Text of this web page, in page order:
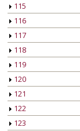
115
116
117
118
119
120
121
122
123